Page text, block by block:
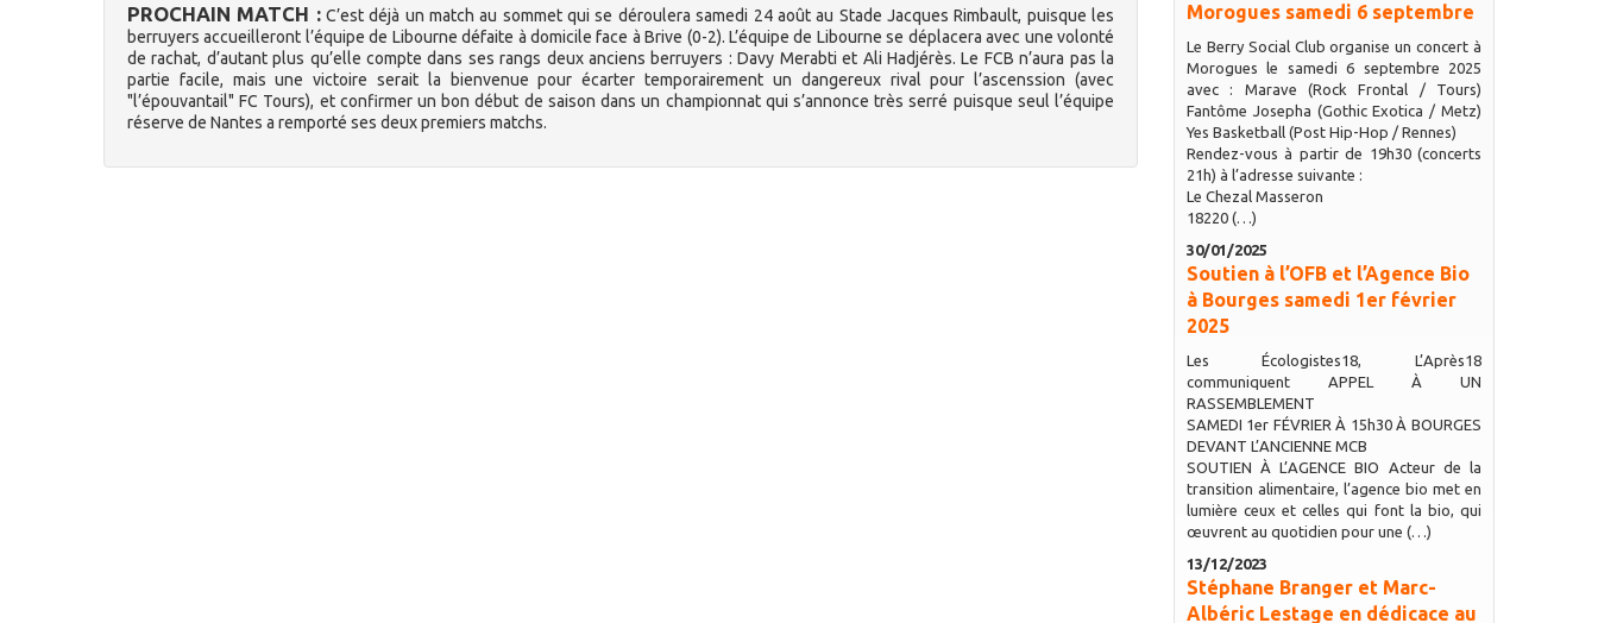
PROCHAIN MATCH :C’est déjà un match au sommet qui se déroulera samedi 24 août au Stade Jacques Rimbault, puisque les
berruyers accueilleront l’équipe de Libourne défaite à domicile face à Brive (0-2). L’équipe de Libourne se déplacera avec une volonté
de rachat, d’autant plus qu’elle compte dans ses rangs deux anciens berruyers : Davy Merabti et Ali Hadjérès. Le FCB n’aura pas la
partie facile, mais une victoire serait la bienvenue pour écarter temporairement un dangereux rival pour l’ascenssion (avec
"l’épouvantail" FC Tours), et confirmer un bon début de saison dans un championnat qui s’annonce très serré puisque seul l’équipe
réserve de Nantes a remporté ses deux premiers matchs.
Morogues samedi 6 septembre
Le Berry Social Club organise un concert à
Morogues le samedi 6 septembre 2025
avec : Marave (Rock Frontal / Tours)
Fantôme Josepha (Gothic Exotica / Metz)
Yes Basketball (Post Hip-Hop / Rennes)
Rendez-vous à partir de 19h30 (concerts
21h) à l’adresse suivante :
Le Chezal Masseron
18220 (…)
30/01/2025
Soutien à l’OFB et l’Agence Bio
à Bourges samedi 1er février
2025
Les Écologistes18, L’Après18
communiquent APPEL À UN
RASSEMBLEMENT
SAMEDI 1er FÉVRIER À 15h30 À BOURGES
DEVANT L’ANCIENNE MCB
SOUTIEN À L’AGENCE BIO Acteur de la
transition alimentaire, l’agence bio met en
lumière ceux et celles qui font la bio, qui
œuvrent au quotidien pour une (…)
13/12/2023
Stéphane Branger et Marc-
Albéric Lestage en dédicace au